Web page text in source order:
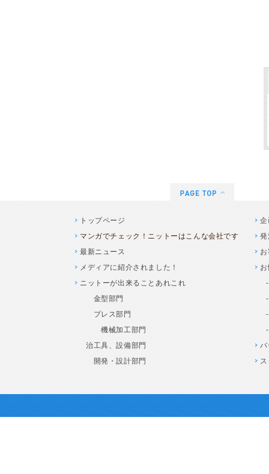
トップページ
マンガでチェック！ニットーはこんな会社です
最新ニュース
メディアに紹介されました！
ニットーが出来ることあれこれ
金型部門
プレス部門
機械加工部門
治工具、設備部門
開発・設計部門
企
発
お
お
バ
ス